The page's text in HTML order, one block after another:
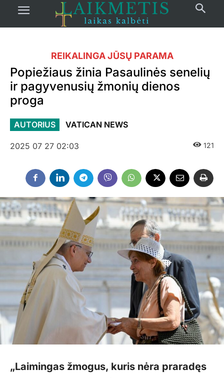
REIKALINGA JŪSŲ PARAMA
Popiežiaus žinia Pasaulinės senelių
ir pagyvenusių žmonių dienos
proga
AUTORIUS VATICAN NEWS
2025 07 27 02:03 121
„Laimingas žmogus, kuris nėra praradęs